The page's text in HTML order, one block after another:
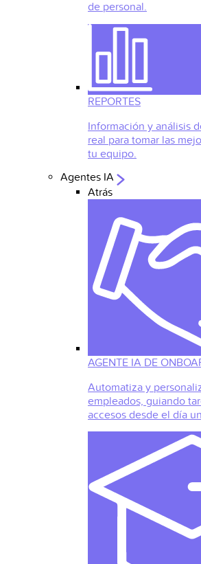
de personal.
REPORTES
Información y análisis
real para tomar las
tu equipo.
Agentes IA
Atrás
AGENTE IA DE
Automatiza y
empleados, guiando
accesos desde el día